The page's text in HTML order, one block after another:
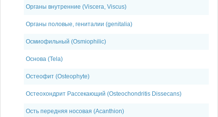
Органы внутренние (Viscera, Viscus)
Органы половые, гениталии (genitalia)
Осмиофильный (Osmiophilic)
Основа (Tela)
Остеофит (Osteophyte)
Остеохондрит Рассекающий (Osteochondritis Dissecans)
Ость передняя носовая (Acanthion)